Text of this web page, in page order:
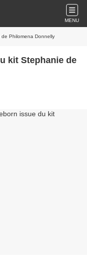
MENU
Philomena Donnelly
kit Stephanie de